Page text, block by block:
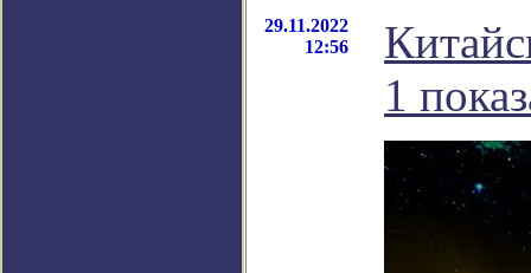
29.11.2022
12:56
1